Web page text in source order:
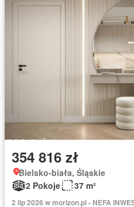
354 816 zł
Bielsko-biała, Śląskie
2 Pokoje
37 m²
2 lip 2026 w morizon.pl - NEFA